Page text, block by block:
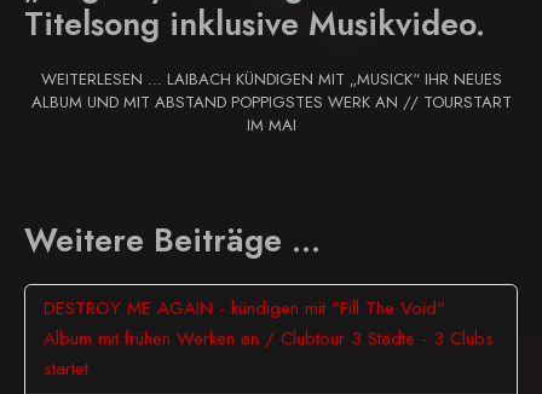
Titelsong inklusive Musikvideo.
WEITERLESEN … LAIBACH KÜNDIGEN MIT „MUSICK“ IHR NEUES
ALBUM UND MIT ABSTAND POPPIGSTES WERK AN // TOURSTART
IM MAI
Weitere Beiträge …
DESTROY ME AGAIN - kündigen mit "Fill The Void"
Album mit frühen Werken an / Clubtour 3 Städte - 3 Clubs
startet